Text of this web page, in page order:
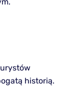
historią.